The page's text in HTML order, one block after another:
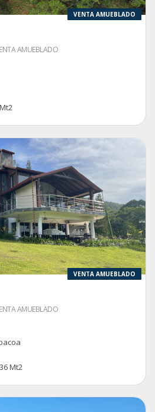
VENTA AMUEBLADO
AMUEBLADO
Mt2
VENTA AMUEBLADO
AMUEBLADO
Mt2